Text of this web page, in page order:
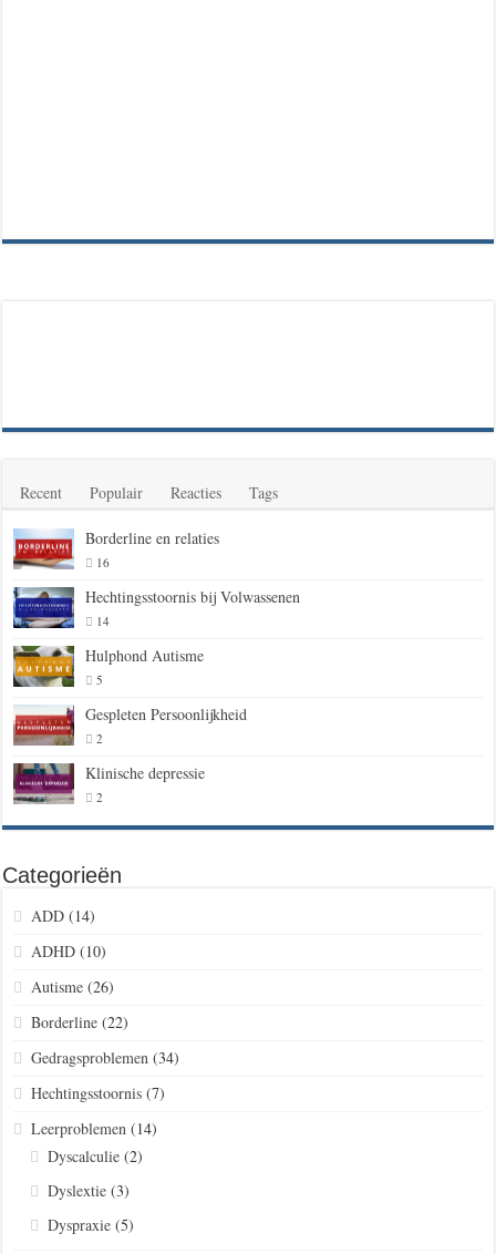
Recent Populair Reacties Tags
Borderline en relaties
16
Hechtingsstoornis bij Volwassenen
14
Hulphond Autisme
5
Gespleten Persoonlijkheid
2
Klinische depressie
2
Categorieën
ADD(14)
ADHD(10)
Autisme(26)
Borderline(22)
Gedragsproblemen (34)
Hechtingsstoornis(7)
Leerproblemen (14)
Dyscalculie(2)
Dyslextie(3)
Dyspraxie(5)